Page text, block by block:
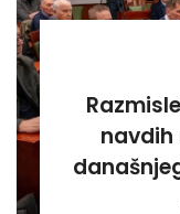
navdih